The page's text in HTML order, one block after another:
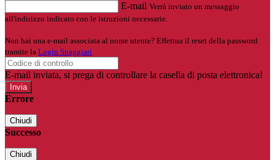
E-mail Verrà inviato un messaggio
all'indirizzo indicato con le istruzioni necessarie.
Non hai una e-mail associata al nome utente? Effettua il reset della password
tramite la Login Spaggiari
E-mail inviata, si prega di controllare la casella di posta elettronica!
Errore
Chiudi
Successo
Chiudi